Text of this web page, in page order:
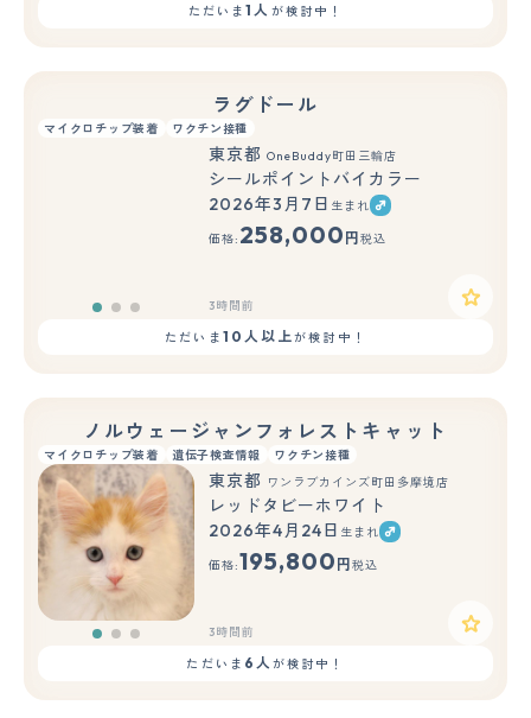
ただいま1人 が検討中！
ラグドール
マイクロチップ装着 ワクチン接種
もっと見る
東京都 OneBuddy町田三輪店
シールポイントバイカラー
2026年3月7日 生まれ
価格: 258,000 円 税込
3時間前
ただいま 10人以上が検討中！
ノルウェージャンフォレストキャット
マイクロチップ装着 遺伝子検査情報 ワクチン接種
もっと見る
東京都 ワンラブカインズ町田多摩境店
レッドタビーホワイト
2026年4月24日 生まれ
価格:195,800 円 税込
3時間前
ただいま 6人が検討中！